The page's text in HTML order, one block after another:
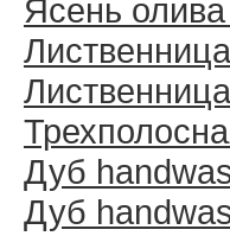
Ясень
Дуб
Дуб